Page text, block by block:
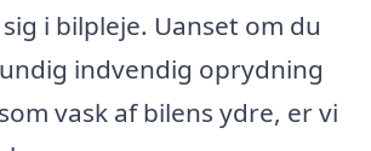
i bilpleje. Uanset om du
indvendig oprydning
vask af bilens ydre, er vi